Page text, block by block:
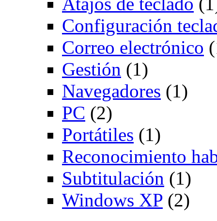
Configuración
Correo electrónico
Gestión (1)
Navegadores (1)
PC (2)
Portátiles (1)
Reconocimiento
Subtitulación (1)
Windows XP (2)